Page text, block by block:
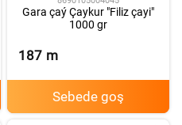
Gara çaý Çaykur "Filiz çayi"
1000 gr
187 m
Sebede goş